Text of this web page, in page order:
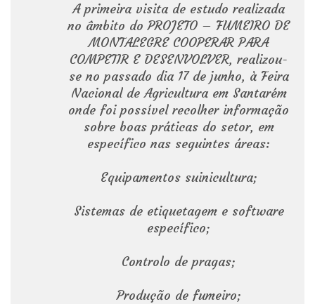
A primeira visita de estudo realizada
no âmbito do PROJETO – FUMEIRO DE
MONTALEGRE COOPERAR PARA
COMPETIR E DESENVOLVER, realizou-
se no passado dia 17 de junho, à Feira
Nacional de Agricultura em Santarém
onde foi possível recolher informação
sobre boas práticas do setor, em
específico nas seguintes áreas:
Equipamentos suinicultura;
Sistemas de etiquetagem e software
específico;
Controlo de pragas;
Produção de fumeiro;